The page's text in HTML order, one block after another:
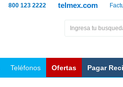
telmex.com
800 123 2222
Teléfonos Ofertas Pagar